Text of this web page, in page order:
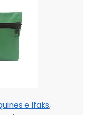
e Ifaks,